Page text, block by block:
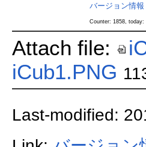
バージョン情報
Counter: 1858,
Attach file:
iCub1.PNG
Last-modified: